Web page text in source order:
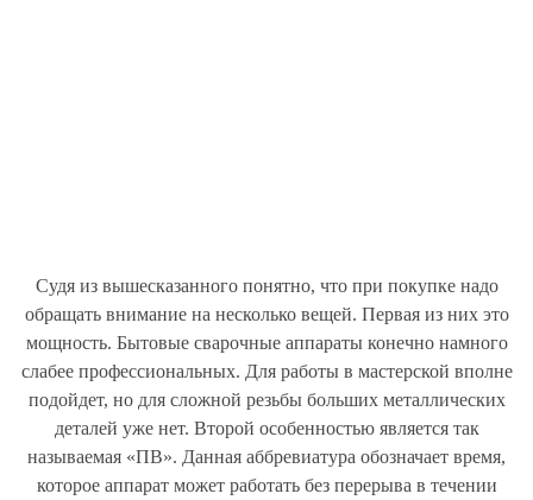
Судя из вышесказанного понятно, что при покупке надо
обращать внимание на несколько вещей. Первая из них это
мощность. Бытовые сварочные аппараты конечно намного
слабее профессиональных. Для работы в мастерской вполне
подойдет, но для сложной резьбы больших металлических
деталей уже нет. Второй особенностью является так
называемая «ПВ». Данная аббревиатура обозначает время,
которое аппарат может работать без перерыва в течении